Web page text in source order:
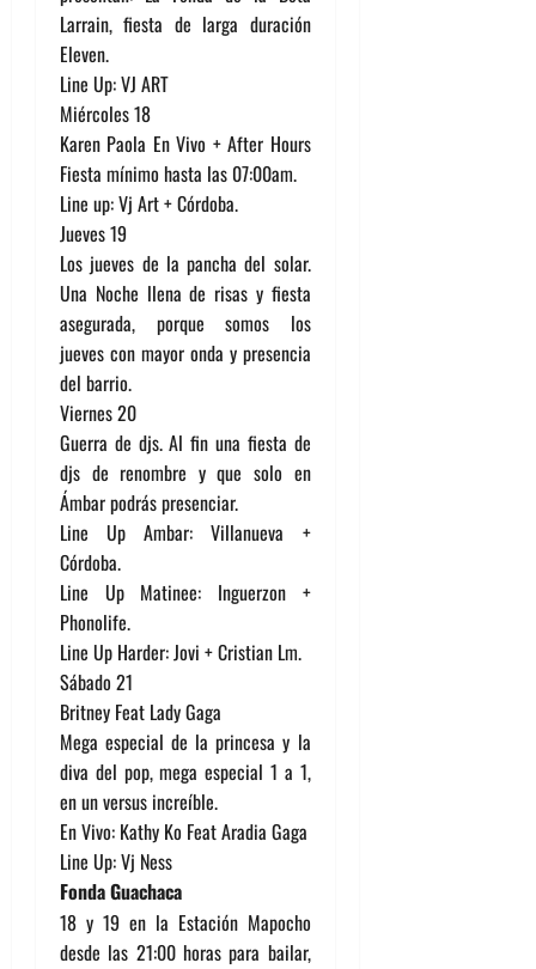
Larrain, fiesta de larga duración
Eleven.
Line Up: VJ ART
Miércoles 18
Karen Paola En Vivo + After Hours
Fiesta mínimo hasta las 07:00am.
Line up: Vj Art + Córdoba.
Jueves 19
Los jueves de la pancha del solar.
Una Noche llena de risas y fiesta
asegurada, porque somos los
jueves con mayor onda y presencia
del barrio.
Viernes 20
Guerra de djs. Al fin una fiesta de
djs de renombre y que solo en
Ámbar podrás presenciar.
Line Up Ambar: Villanueva +
Córdoba.
Line Up Matinee: Inguerzon +
Phonolife.
Line Up Harder: Jovi + Cristian Lm.
Sábado 21
Britney Feat Lady Gaga
Mega especial de la princesa y la
diva del pop, mega especial 1 a 1,
en un versus increíble.
En Vivo: Kathy Ko Feat Aradia Gaga
Line Up: Vj Ness
Fonda Guachaca
18 y 19 en la Estación Mapocho
desde las 21:00 horas para bailar,